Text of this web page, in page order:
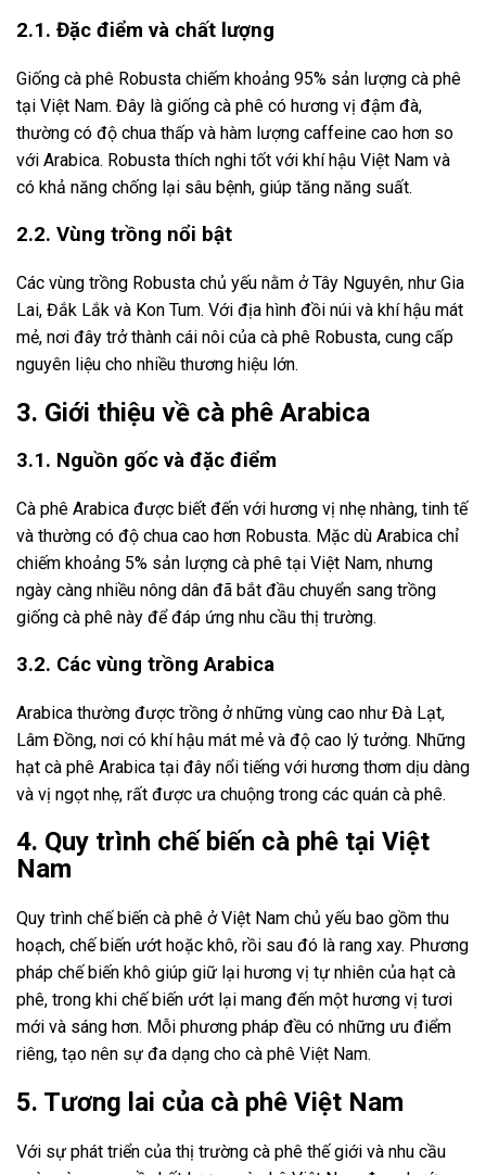
2.1. Đặc điểm và chất lượng
Giống cà phê Robusta chiếm khoảng 95% sản lượng cà phê
tại Việt Nam. Đây là giống cà phê có hương vị đậm đà,
thường có độ chua thấp và hàm lượng caffeine cao hơn so
với Arabica. Robusta thích nghi tốt với khí hậu Việt Nam và
có khả năng chống lại sâu bệnh, giúp tăng năng suất.
2.2. Vùng trồng nổi bật
Các vùng trồng Robusta chủ yếu nằm ở Tây Nguyên, như Gia
Lai, Đắk Lắk và Kon Tum. Với địa hình đồi núi và khí hậu mát
mẻ, nơi đây trở thành cái nôi của cà phê Robusta, cung cấp
nguyên liệu cho nhiều thương hiệu lớn.
3. Giới thiệu về cà phê Arabica
3.1. Nguồn gốc và đặc điểm
Cà phê Arabica được biết đến với hương vị nhẹ nhàng, tinh tế
và thường có độ chua cao hơn Robusta. Mặc dù Arabica chỉ
chiếm khoảng 5% sản lượng cà phê tại Việt Nam, nhưng
ngày càng nhiều nông dân đã bắt đầu chuyển sang trồng
giống cà phê này để đáp ứng nhu cầu thị trường.
3.2. Các vùng trồng Arabica
Arabica thường được trồng ở những vùng cao như Đà Lạt,
Lâm Đồng, nơi có khí hậu mát mẻ và độ cao lý tưởng. Những
hạt cà phê Arabica tại đây nổi tiếng với hương thơm dịu dàng
và vị ngọt nhẹ, rất được ưa chuộng trong các quán cà phê.
4. Quy trình chế biến cà phê tại Việt
Nam
Quy trình chế biến cà phê ở Việt Nam chủ yếu bao gồm thu
hoạch, chế biến ướt hoặc khô, rồi sau đó là rang xay. Phương
pháp chế biến khô giúp giữ lại hương vị tự nhiên của hạt cà
phê, trong khi chế biến ướt lại mang đến một hương vị tươi
mới và sáng hơn. Mỗi phương pháp đều có những ưu điểm
riêng, tạo nên sự đa dạng cho cà phê Việt Nam.
5. Tương lai của cà phê Việt Nam
Với sự phát triển của thị trường cà phê thế giới và nhu cầu